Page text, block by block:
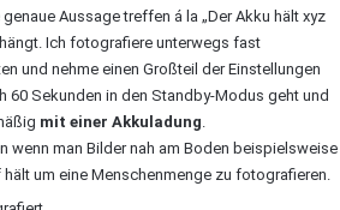
Aussage treffen á la „Der Akku hält xyz
Ich fotografiere unterwegs fast
und nehme einen Großteil der Einstellungen
60 Sekunden in den Standby-Modus geht und
mit einer Akkuladung.
wenn man Bilder nah am Boden beispielsweise
um eine Menschenmenge zu fotografieren.